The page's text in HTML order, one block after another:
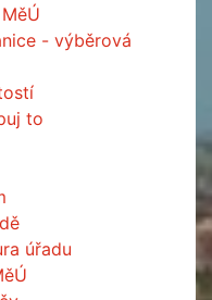
- výběrová
to
úřadu